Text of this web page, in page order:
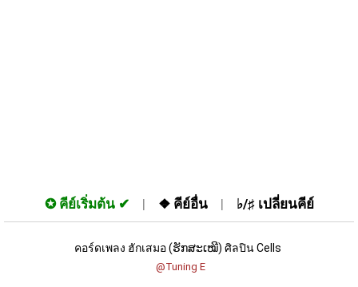
✪ คีย์เริ่มต้น ❖ คีย์อื่น ♭/♯ เปลี่ยนคีย์
คอร์ดเพลง ฮักเสมอ (ຮັກສະເໝີ) ศิลปิน Cells
@Tuning E